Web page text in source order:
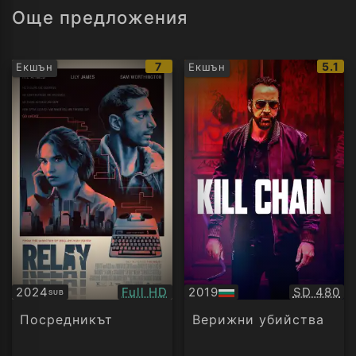
Още предложения
Екшън
IMDb
рейтинг:
7
2024SUB
Субтитри Качество:
Full HD
Посредникът
Екшън
IMDb
5.1
2019
БГ
аудио
SD 480
Верижни убийства